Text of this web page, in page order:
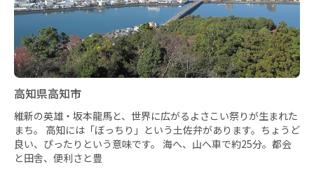
高知県高知市
維新の英雄・坂本龍馬と、世界に広がるよさこい祭りが生まれた
まち。 ⾼知には「ぼっちり」という⼟佐弁があります。ちょうど
良い、ぴったりという意味です。 海へ、⼭へ⾞で約25分。都会
と⽥舎、便利さと豊